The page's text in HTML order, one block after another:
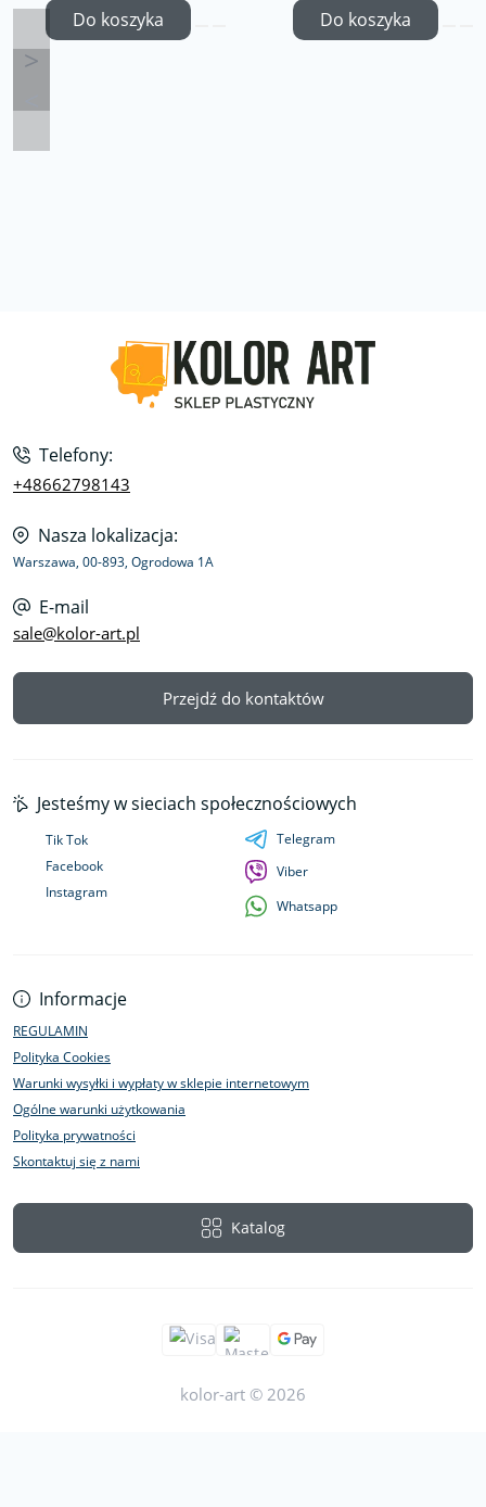
Do koszyka
Do koszyka
Telefony:
+48662798143
Nasza lokalizacja:
Warszawa, 00-893, Ogrodowa 1A
E-mail
sale@kolor-art.pl
Przejdź do kontaktów
Informacje
REGULAMIN
Polityka Cookies
Warunki wysyłki i wypłaty w sklepie internetowym
Ogólne warunki użytkowania
Polityka prywatności
Skontaktuj się z nami
Katalog
Jesteśmy w sieciach społecznościowych
Tik Tok
Facebook
Instagram
Telegram
Viber
Whatsapp
kolor-art © 2026